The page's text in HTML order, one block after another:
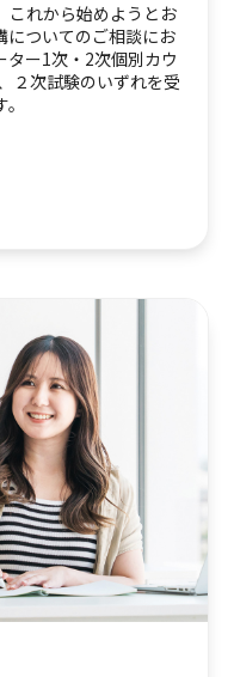
これから始めようとお
についてのご相談にお
ター1次・2次個別カウ
２次試験のいずれを受